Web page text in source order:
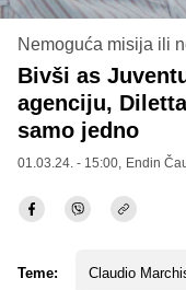
Nemoguća misija ili
Bivši as
agenciju,
samo jedno
01.03.24. - 15:00, Endin
Teme: Claudio